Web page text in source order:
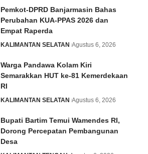
Pemkot-DPRD Banjarmasin Bahas
Perubahan KUA-PPAS 2026 dan
Empat Raperda
KALIMANTAN SELATAN Agustus 6, 2026
Warga Pandawa Kolam Kiri
Semarakkan HUT ke-81 Kemerdekaan
RI
KALIMANTAN SELATAN Agustus 6, 2026
Bupati Bartim Temui Wamendes RI,
Dorong Percepatan Pembangunan
Desa